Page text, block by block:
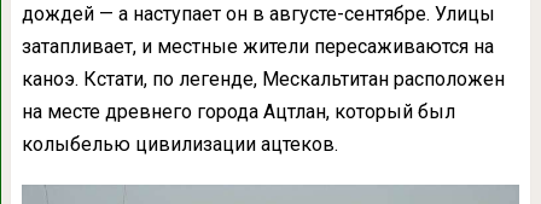
дождей — а наступает он в августе-сентябре. Улицы
затапливает, и местные жители пересаживаются на
каноэ. Кстати, по легенде, Мескальтитан расположен
на месте древнего города Ацтлан, который был
колыбелью цивилизации ацтеков.